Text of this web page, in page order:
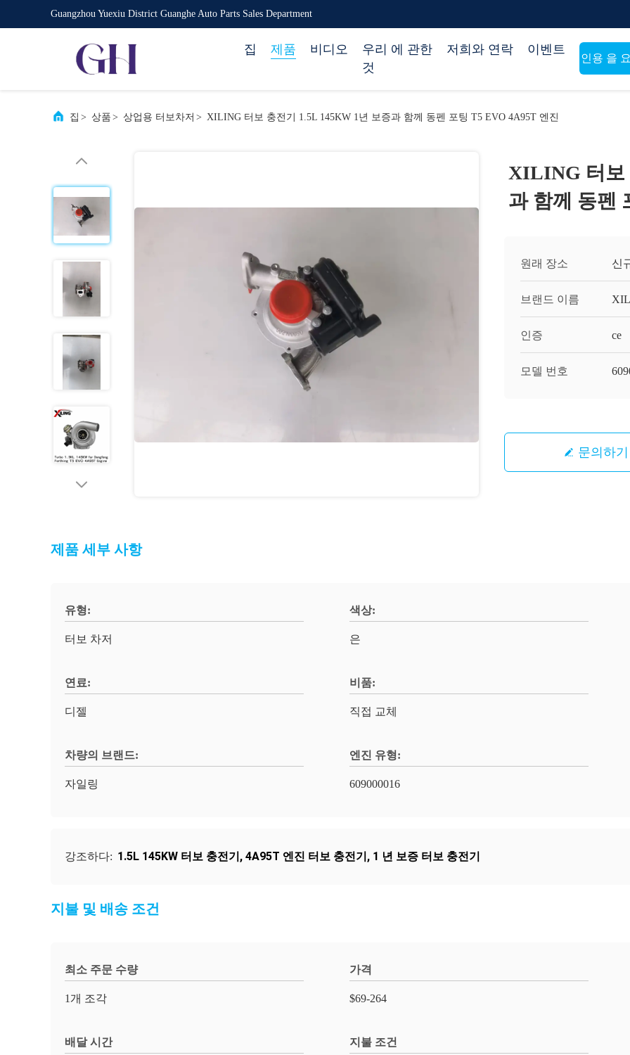
Guangzhou Yuexiu District Guanghe Auto Parts Sales Department
집 제품 비디오
우리 에 관한
것
저희와 연락 이벤트
인용 을
집 > 상품 > 상업용 터보차저 > XILING 터보 충전기 1.5L 145KW 1년 보증과 함께 동펜 포팅 T5 EVO 4A95T 엔진
XILING 터보
과 함께 동펜
원래 장소 신
브랜드 이름
인증 ce
모델 번호
문의하기
제품 세부 사항
유형:
터보 차저
색상:
은
연료:
디젤
비품:
직접 교체
차량의 브랜드:
자일링
엔진 유형:
​609000016
강조하다: 1.5L 145KW 터보 충전기, 4A95T 엔진 터보 충전기, 1 년 보증 터보 충전기
지불 및 배송 조건
최소 주문 수량
1개 조각
가격
$69-264
배달 시간 지불 조건